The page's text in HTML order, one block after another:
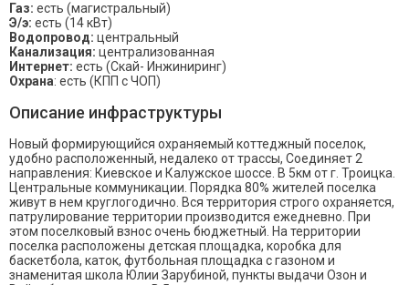
Газ: есть (магистральный)
Э/э: есть (14 кВт)
Водопровод: центральный
Канализация: централизованная
Интернет: есть (Скай- Инжиниринг)
Охрана: есть (КПП с ЧОП)
Описание инфраструктуры
Новый формирующийся охраняемый коттеджный поселок,
удобно расположенный, недалеко от трассы, Соединяет 2
направления: Киевское и Калужское шоссе. В 5км от г. Троицка.
Центральные коммуникации. Порядка 80% жителей поселка
живут в нем круглогодично. Вся территория строго охраняется,
патрулирование территории производится ежедневно. При
этом поселковый взнос очень бюджетный. На территории
поселка расположены детская площадка, коробка для
баскетбола, каток, футбольная площадка с газоном и
знаменитая школа Юлии Зарубиной, пункты выдачи Озон и